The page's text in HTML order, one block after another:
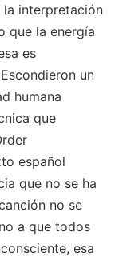
la interpretación
que la energía
es
un
humana
que
español
que no se ha
no se
a que todos
esa